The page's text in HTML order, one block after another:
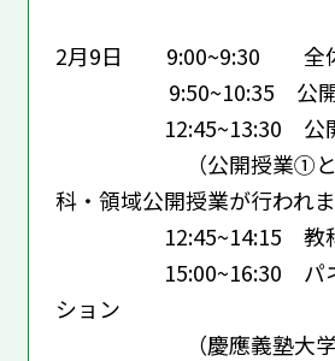
2月9日 9:00~9:30 全
9:50~10:35 公開
12:45~13:30 公開
（公開授業①と合
科・領域公開授業が行われま
12:45~14:15 教科
15:00~16:30 パネ
ション
（慶應義塾大学